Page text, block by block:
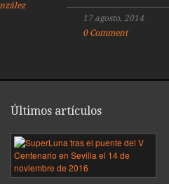
17 agosto, 2014
0 Comment
Primera
Láctea
Últimos artículos